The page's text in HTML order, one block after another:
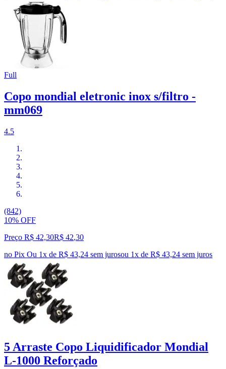
Full
Copo mondial eletronic inox s/filtro -
mm069
4.5
(842)
10% OFF
Preço R$ 42,30R$ 42,30
no Pix Ou 1x de R$ 43,24 sem jurosou 1x de R$ 43,24 sem juros
5 Arraste Copo Liquidificador Mondial
L-1000 Reforçado